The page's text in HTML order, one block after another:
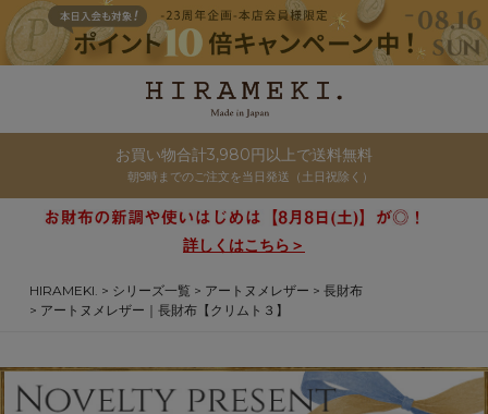
お買い物合計3,980円以上で送料無料
朝9時までのご注文を当日発送（土日祝除く）
詳しくはこちら＞
HIRAMEKI. シリーズ一覧 アートヌメレザー
長財布
アートヌメレザー｜長財布【クリムト３】